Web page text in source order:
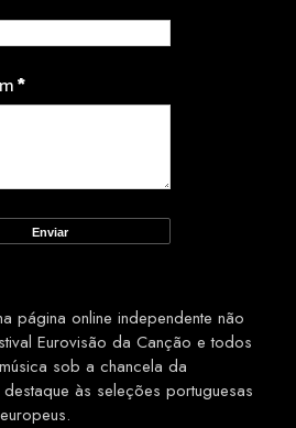
*
página online independente não
Eurovisão da Canção e todos
sob a chancela da
às seleções portuguesas